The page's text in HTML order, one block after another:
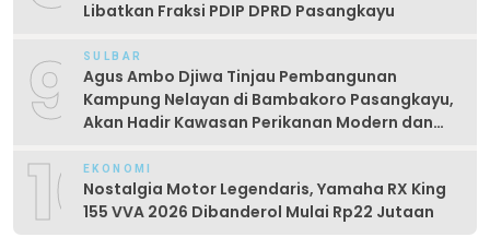
Libatkan Fraksi PDIP DPRD Pasangkayu
9 SULBAR
Agus Ambo Djiwa Tinjau Pembangunan
Kampung Nelayan di Bambakoro Pasangkayu,
Akan Hadir Kawasan Perikanan Modern dan
10EKONOMI
Nostalgia Motor Legendaris, Yamaha RX King
155 VVA 2026 Dibanderol Mulai Rp22 Jutaan